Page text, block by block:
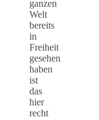
ganzen
Welt
bereits
in
Freiheit
gesehen
haben
ist
das
hier
recht